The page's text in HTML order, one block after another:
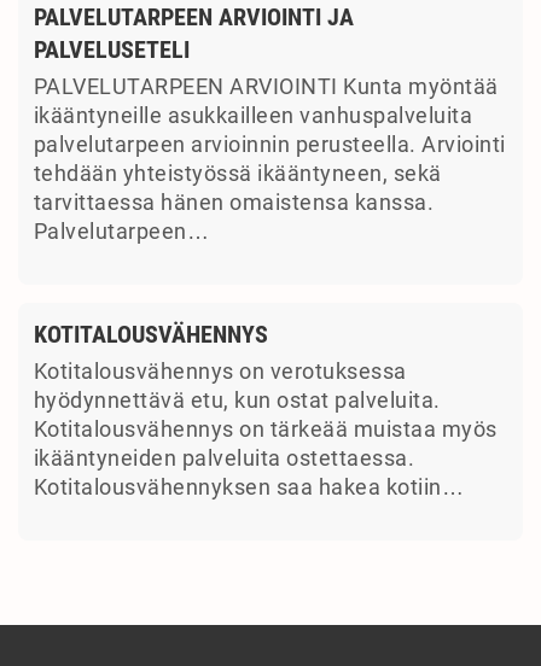
PALVELUTARPEEN ARVIOINTI JA
PALVELUSETELI
PALVELUTARPEEN ARVIOINTI Kunta myöntää
ikääntyneille asukkailleen vanhuspalveluita
palvelutarpeen arvioinnin perusteella. Arviointi
tehdään yhteistyössä ikääntyneen, sekä
tarvittaessa hänen omaistensa kanssa.
Palvelutarpeen…
KOTITALOUSVÄHENNYS
Kotitalousvähennys on verotuksessa
hyödynnettävä etu, kun ostat palveluita.
Kotitalousvähennys on tärkeää muistaa myös
ikääntyneiden palveluita ostettaessa.
Kotitalousvähennyksen saa hakea kotiin…